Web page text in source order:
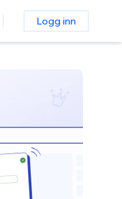
Logg inn